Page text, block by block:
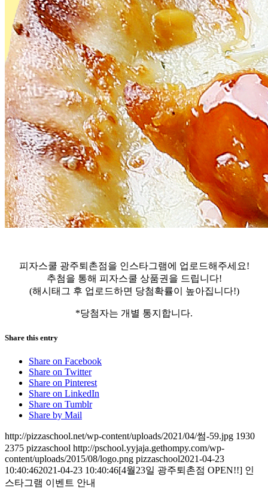
피자스쿨 광주퇴촌점을 인스타그램에 업로드해주세요!
추첨을 통해 피자스쿨 상품권을 드립니다!
(해시태그 후 업로드하면 당첨확률이 높아집니다!)
*당첨자는 개별 통지합니다.
Share this entry
Share on Facebook
Share on Twitter
Share on Pinterest
Share on LinkedIn
Share on Tumblr
Share by Mail
http://pizzaschool.net/wp-content/uploads/2021/04/썸-59.jpg 1930
2375 pizzaschool http://pschool.yyjaja.gethompy.com/wp-
content/uploads/2015/08/logo.png pizzaschool2021-04-23
10:40:462021-04-23 10:40:46[4월23일 광주퇴촌점 OPEN!!] 인
스타그램 이벤트 안내